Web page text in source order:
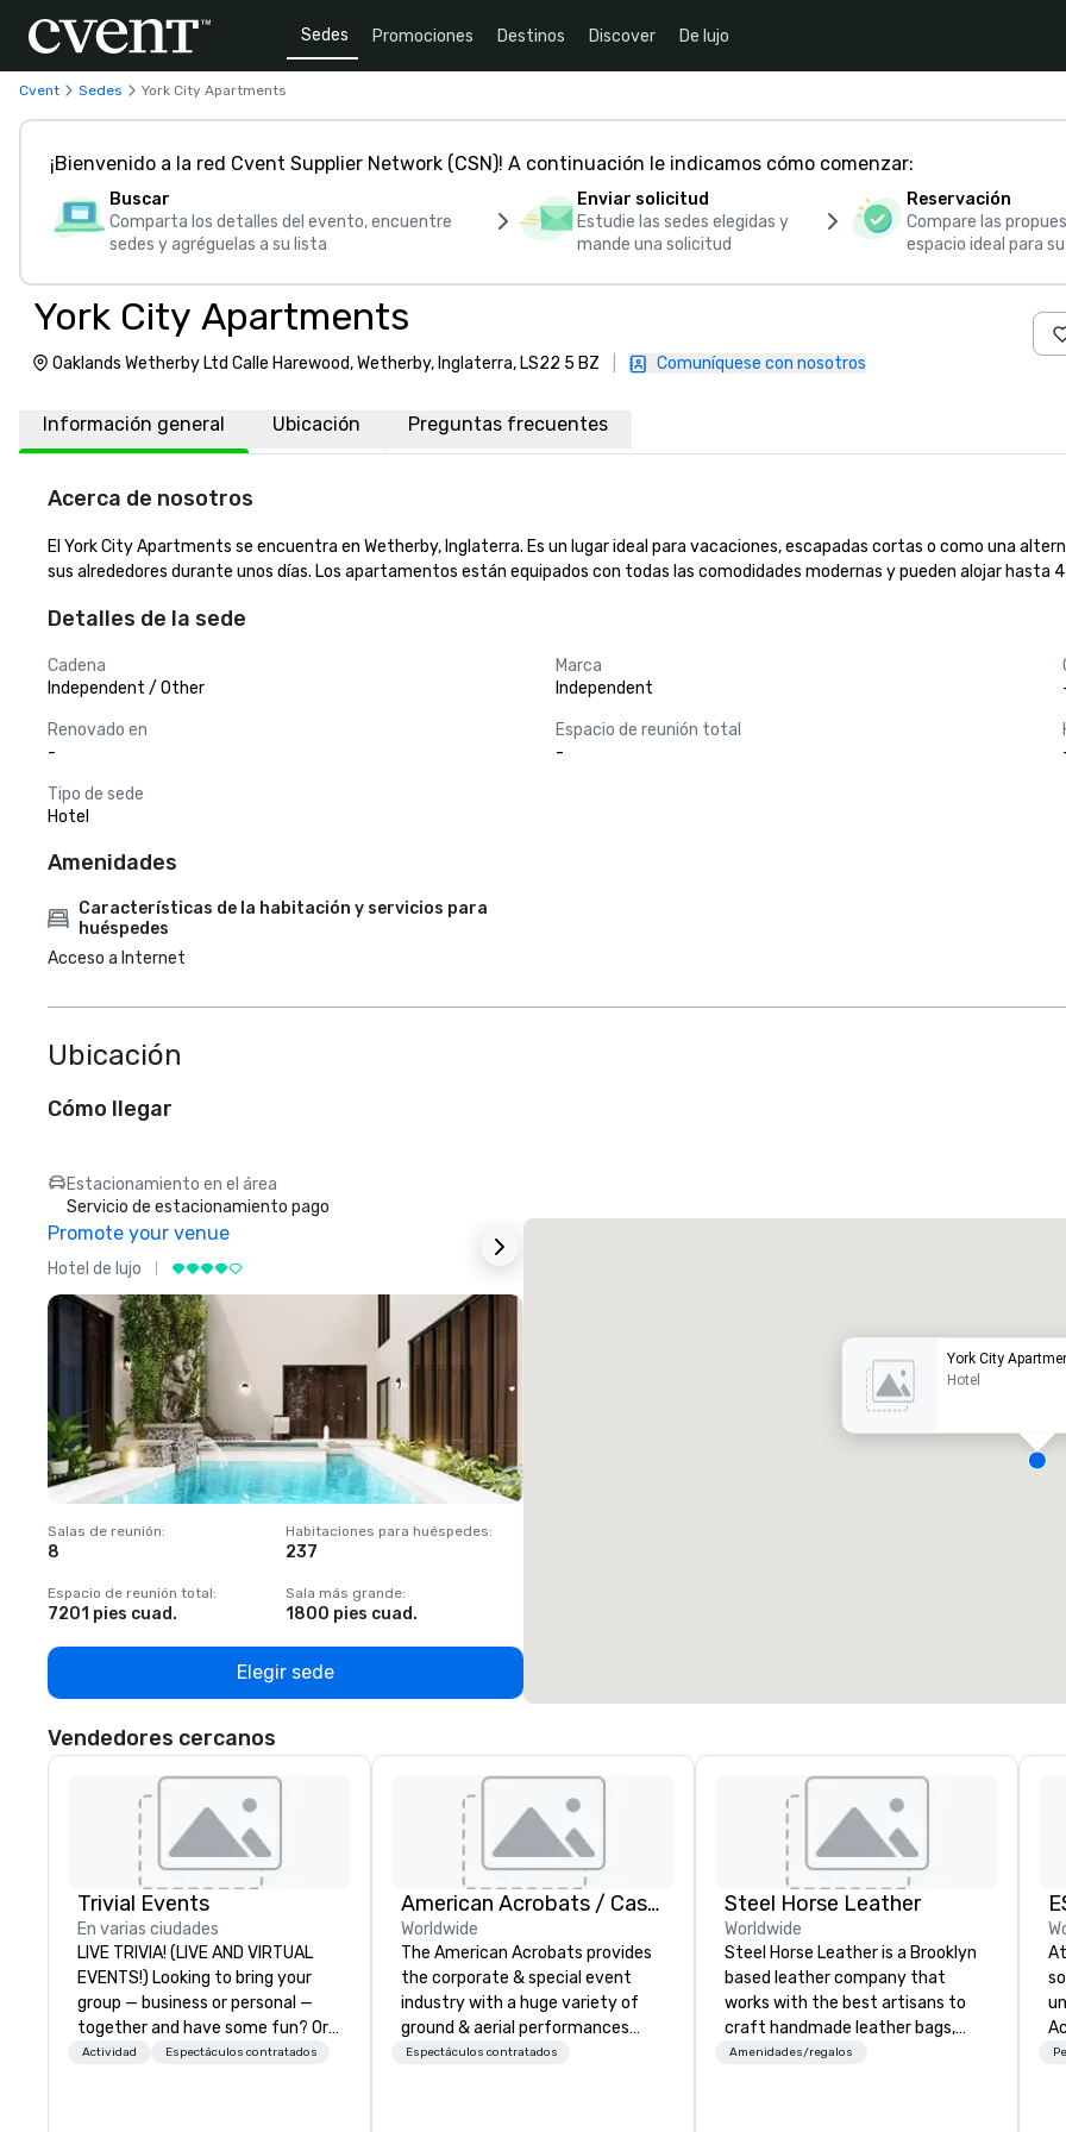
Sedes Promociones Destinos Discover De lujo
Cvent Sedes York City Apartments
¡Bienvenido a la red Cvent Supplier Network (CSN)! A continuación le indicamos cómo comenzar:
Buscar
Comparta los detalles del evento, encuentre
sedes y agréguelas a su lista
Enviar solicitud
Estudie las sedes elegidas y
mande una solicitud
Reservación
Compare las
espacio ideal para
York City Apartments
Oaklands Wetherby Ltd Calle Harewood, Wetherby, Inglaterra, LS22 5 BZ Comuníquese con nosotros
Información general Ubicación Preguntas frecuentes
Acerca de nosotros
El York City Apartments se encuentra en Wetherby, Inglaterra. Es un lugar ideal para vacaciones, escapadas cortas o como una
sus alrededores durante unos días. Los apartamentos están equipados con todas las comodidades modernas y pueden alojar hasta
Detalles de la sede
Cadena
Independent / Other
Marca
Independent
Renovado en
-
Espacio de reunión total
-
Tipo de sede
Hotel
Amenidades
Características de la habitación y servicios para
huéspedes
Acceso a Internet
Ubicación
Cómo llegar
Estacionamiento en el área
Servicio de estacionamiento pago
Promote your venue
Hotel de lujo
Salas de reunión:
8
Habitaciones para huéspedes:
237
Espacio de reunión total:
7201 pies cuad.
Sala más grande:
1800 pies cuad.
Elegir sede
York City
Hotel
Vendedores cercanos
Trivial Events
En varias ciudades
LIVE TRIVIA! (LIVE AND VIRTUAL
EVENTS!) Looking to bring your
group — business or personal —
together and have some fun? Or
maybe there’s a special occasion
Actividad Espectáculos contratados
American Acrobats / Castle Productions
Worldwide
The American Acrobats provides
the corporate & special event
industry with a huge variety of
ground & aerial performances
using elite professional
Espectáculos contratados
Steel Horse Leather
Worldwide
Steel Horse Leather is a Brooklyn
based leather company that
works with the best artisans to
craft handmade leather bags,
backpacks, duffel bags,
Amenidades/regalos